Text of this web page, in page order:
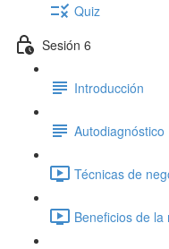
Quiz
Sesión 6
Introducción
Autodiagnóstico
Técnicas de
Beneficios de